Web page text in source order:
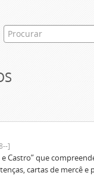
]
Castro” que
cartas de mercê e